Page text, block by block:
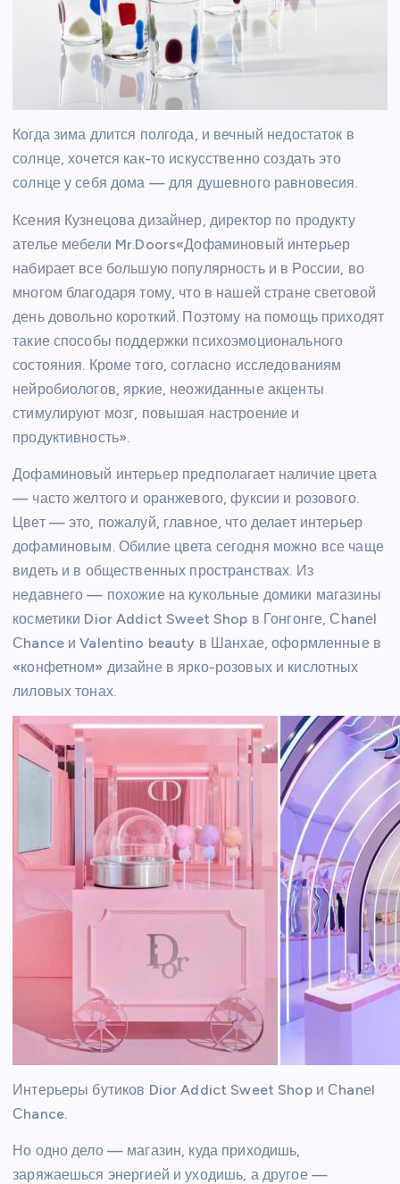
Когда зима длится полгода, и вечный недостаток в
солнце, хочется как-то искусственно создать это
солнце у себя дома — для душевного равновесия.
Ксения Кузнецова дизайнер, директор по продукту
ателье мебели Mr.Doors«Дофаминовый интерьер
набирает все большую популярность и в России, во
многом благодаря тому, что в нашей стране световой
день довольно короткий. Поэтому на помощь приходят
такие способы поддержки психоэмоционального
состояния. Кроме того, согласно исследованиям
нейробиологов, яркие, неожиданные акценты
стимулируют мозг, повышая настроение и
продуктивность».
Дофаминовый интерьер предполагает наличие цвета
— часто желтого и оранжевого, фуксии и розового.
Цвет — это, пожалуй, главное, что делает интерьер
дофаминовым. Обилие цвета сегодня можно все чаще
видеть и в общественных пространствах. Из
недавнего — похожие на кукольные домики магазины
косметики Dior Addict Sweet Shop в Гонгонге, Сhanеl
Сhance и Valentino beauty в Шанхае, оформленные в
«конфетном» дизайне в ярко-розовых и кислотных
лиловых тонах.
Интерьеры бутиков Dior Addict Sweet Shop и Сhanеl
Сhance.
Но одно дело — магазин, куда приходишь,
заряжаешься энергией и уходишь, а другое —